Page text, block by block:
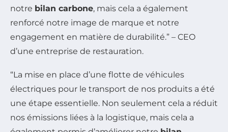
notre bilan carbone, mais cela a également
renforcé notre image de marque et notre
engagement en matière de durabilité.” – CEO
d’une entreprise de restauration.
“La mise en place d’une flotte de véhicules
électriques pour le transport de nos produits a été
une étape essentielle. Non seulement cela a réduit
nos émissions liées à la logistique, mais cela a